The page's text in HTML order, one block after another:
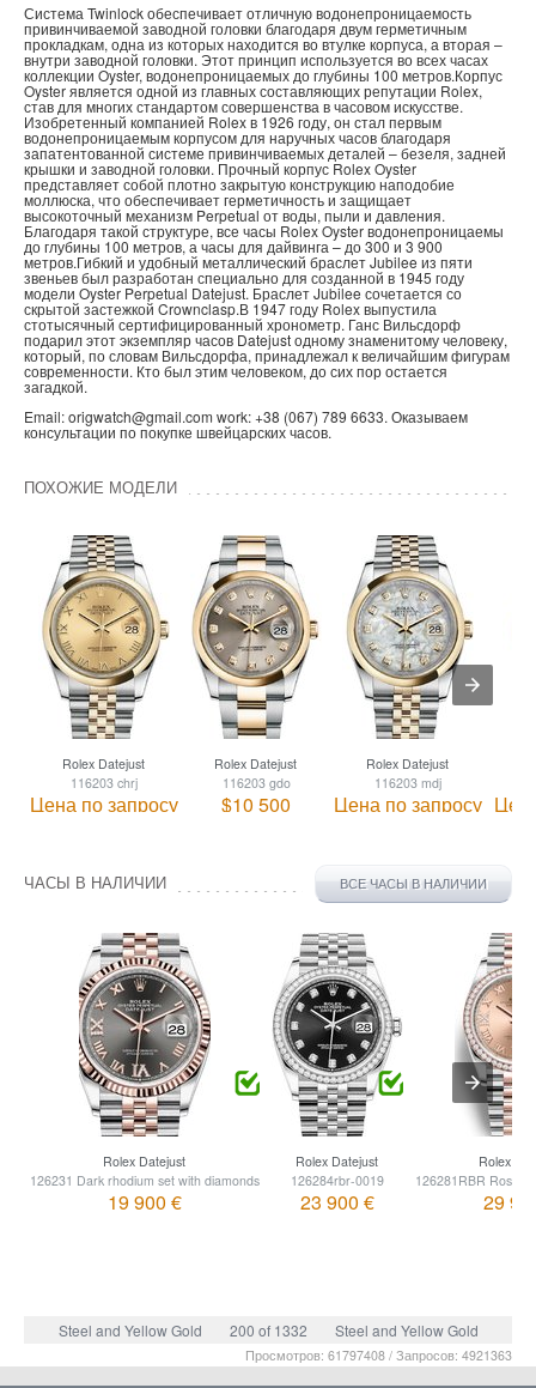
Система Twinlock обеспечивает отличную водонепроницаемость
привинчиваемой заводной головки благодаря двум герметичным
прокладкам, одна из которых находится во втулке корпуса, а вторая –
внутри заводной головки. Этот принцип используется во всех часах
коллекции Oyster, водонепроницаемых до глубины 100 метров.Корпус
Oyster является одной из главных составляющих репутации Rolex,
став для многих стандартом совершенства в часовом искусстве.
Изобретенный компанией Rolex в 1926 году, он стал первым
водонепроницаемым корпусом для наручных часов благодаря
запатентованной системе привинчиваемых деталей – безеля, задней
крышки и заводной головки. Прочный корпус Rolex Oyster
представляет собой плотно закрытую конструкцию наподобие
моллюска, что обеспечивает герметичность и защищает
высокоточный механизм Perpetual от воды, пыли и давления.
Благодаря такой структуре, все часы Rolex Oyster водонепроницаемы
до глубины 100 метров, а часы для дайвинга – до 300 и 3 900
метров.Гибкий и удобный металлический браслет Jubilee из пяти
звеньев был разработан специально для созданной в 1945 году
модели Oyster Perpetual Datejust. Браслет Jubilee сочетается со
скрытой застежкой Crownclasp.В 1947 году Rolex выпустила
стотысячный сертифицированный хронометр. Ганс Вильсдорф
подарил этот экземпляр часов Datejust одному знаменитому человеку,
который, по словам Вильсдорфа, принадлежал к величайшим фигурам
современности. Кто был этим человеком, до сих пор остается
загадкой.
Email: origwatch@gmail.com work: +38 (067) 789 6633. Оказываем
консультации по покупке швейцарских часов.
ПОХОЖИЕ МОДЕЛИ
Rolex Datejust
116203 chrj
Цена по запросу
Rolex Datejust
116203 gdo
$10 500
Rolex Datejust
116203 mdj
Цена по запросу
ЧАСЫ В НАЛИЧИИ ВСЕ ЧАСЫ В НАЛИЧИИ
Rolex Datejust
126231 Dark rhodium set with diamonds
19 900 €
Rolex Datejust
126284rbr-0019
23 900 €
Rolex
126281RBR Rose
29
Steel and Yellow Gold 200 of 1332 Steel and Yellow Gold
Просмотров: 61797408 / Запросов: 4921363